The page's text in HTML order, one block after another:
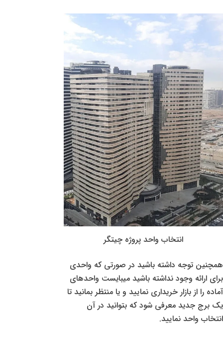
انتخاب واحد پروژه چیتگر
همچنین توجه داشته باشید در صورتی که واحدی
برای ارائه وجود نداشته باشید میبایست واحدهای
آماده را از بازار خریداری نمایید و یا منتظر بمانید تا
یک برج جدید معرفی شود که بتوانید در آن
انتخاب واحد نمایید.